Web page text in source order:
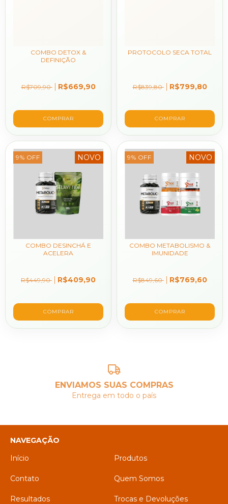
COMBO DETOX &
DEFINIÇÃO
R$709,90 R$669,90
PROTOCOLO SECA TOTAL
R$839,80 R$799,80
9% OFF NOVO
COMBO DESINCHÁ E
ACELERA
R$449,90 R$409,90
9% OFF NOVO
COMBO METABOLISMO &
IMUNIDADE
R$849,60 R$769,60
ENVIAMOS SUAS COMPRAS
Entrega em todo o país
NAVEGAÇÃO
Início
Produtos
Contato Quem Somos
Resultados Trocas e Devoluções